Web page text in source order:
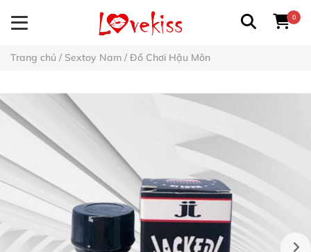
0
Trang chủ / Sextoy Nam / Đồ Chơi Hậu Môn